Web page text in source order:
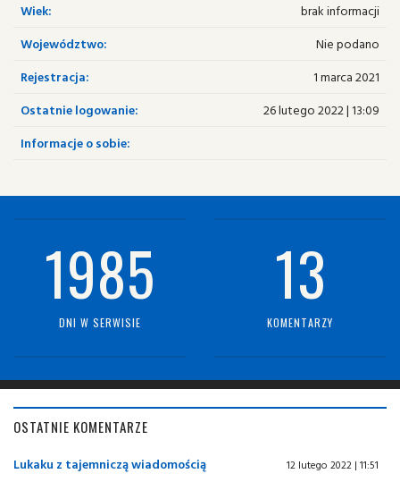
Wiek:
brak informacji
Województwo:
Nie podano
Rejestracja:
1 marca 2021
Ostatnie logowanie:
26 lutego 2022 | 13:09
Informacje o sobie:
1985
DNI W SERWISIE
13
KOMENTARZY
OSTATNIE KOMENTARZE
Lukaku z tajemniczą wiadomością 12 lutego 2022 | 11:51